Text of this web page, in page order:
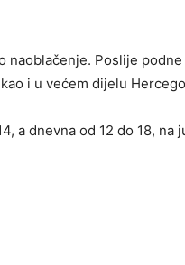
Poslije
i u većem dijelu
a dnevna od 12 do 18, na